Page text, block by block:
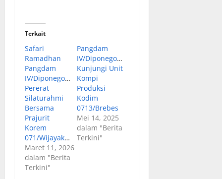
Terkait
Safari
Ramadhan
Pangdam
IV/Diponegoro
Pererat
Silaturahmi
Bersama
Prajurit
Korem
071/Wijayakusuma
Maret 11, 2026
dalam "Berita
Terkini"
Pangdam
IV/Diponegoro
Kunjungi Unit
Kompi
Produksi
Kodim
0713/Brebes
Mei 14, 2025
dalam "Berita
Terkini"